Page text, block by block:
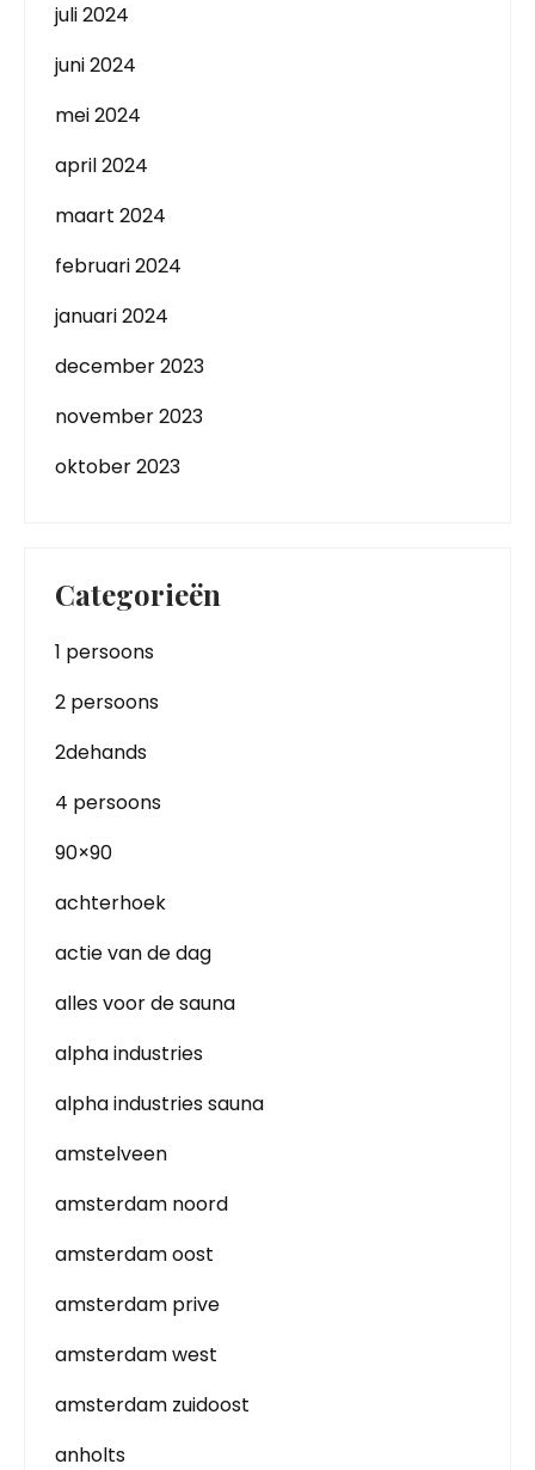
juli 2024
juni 2024
mei 2024
april 2024
maart 2024
februari 2024
januari 2024
december 2023
november 2023
oktober 2023
Categorieën
1 persoons
2 persoons
2dehands
4 persoons
90×90
achterhoek
actie van de dag
alles voor de sauna
alpha industries
alpha industries sauna
amstelveen
amsterdam noord
amsterdam oost
amsterdam prive
amsterdam west
amsterdam zuidoost
anholts